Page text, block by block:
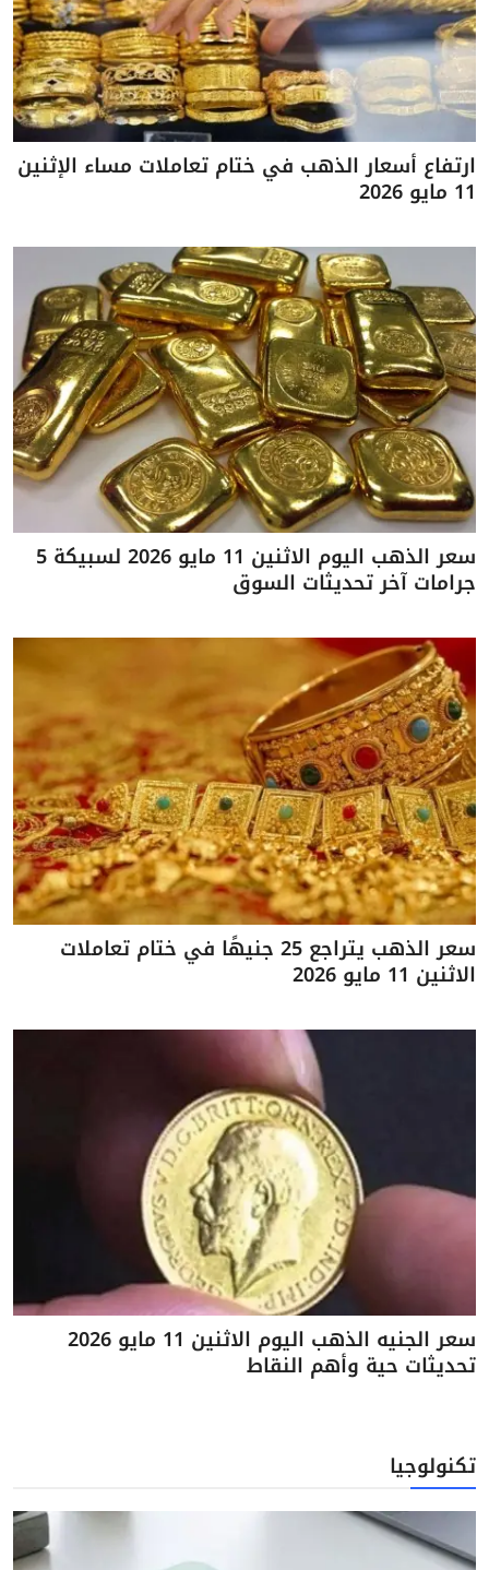
ارتفاع أسعار الذهب في ختام تعاملات مساء الإثنين
11 مايو 2026
سعر الذهب اليوم الاثنين 11 مايو 2026 لسبيكة 5
جرامات آخر تحديثات السوق
سعر الذهب يتراجع 25 جنيهًا في ختام تعاملات
الاثنين 11 مايو 2026
سعر الجنيه الذهب اليوم الاثنين 11 مايو 2026
تحديثات حية وأهم النقاط
تكنولوجيا